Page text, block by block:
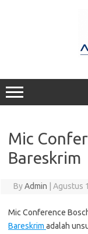
Mic
Bareskrim
ByAdmin Agustus
Mic Conference
Bareskrim adalah